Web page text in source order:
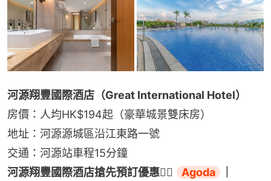
河源翔豐國際酒店（Great International Hotel）
房價：人均HK$194起（豪華城景雙床房）
地址：河源源城區沿江東路一號
交通：河源站車程15分鐘
河源翔豐國際酒店搶先預訂優惠👉🏻
Agoda